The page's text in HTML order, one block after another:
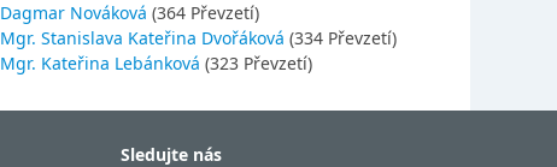
Dagmar Nováková (364 Převzetí)
Mgr. Stanislava Kateřina Dvořáková (334 Převzetí)
Mgr. Kateřina Lebánková (323 Převzetí)
Sledujte nás